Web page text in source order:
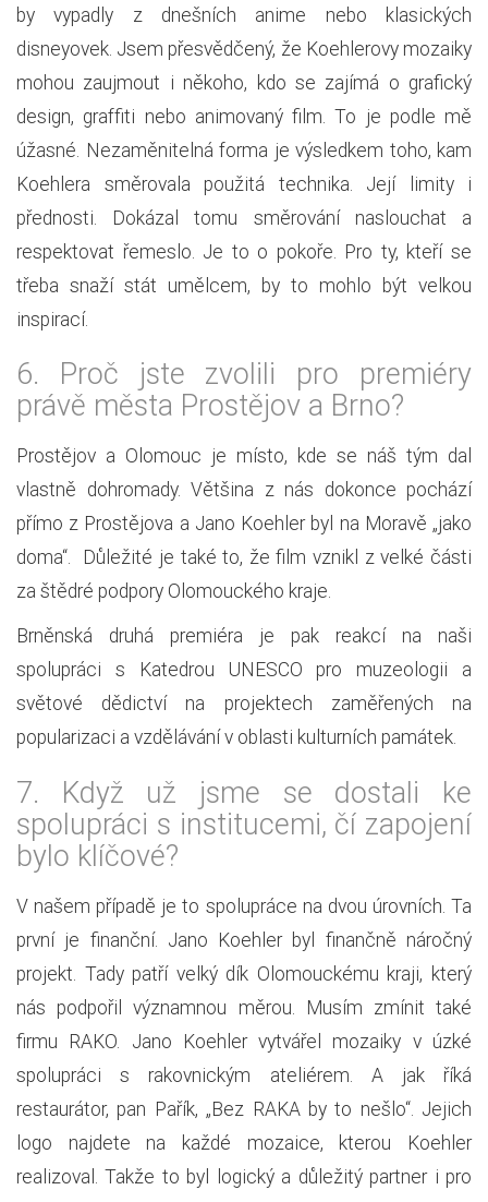
by vypadly z dnešních anime nebo klasických
disneyovek. Jsem přesvědčený, že Koehlerovy mozaiky
mohou zaujmout i někoho, kdo se zajímá o grafický
design, graffiti nebo animovaný film. To je podle mě
úžasné. Nezaměnitelná forma je výsledkem toho, kam
Koehlera směrovala použitá technika. Její limity i
přednosti. Dokázal tomu směrování naslouchat a
respektovat řemeslo. Je to o pokoře. Pro ty, kteří se
třeba snaží stát umělcem, by to mohlo být velkou
inspirací.
6.
Proč jste zvolili pro premiéry
právě města Prostějov a Brno?
Prostějov a Olomouc je místo, kde se náš tým dal
vlastně dohromady. Většina z nás dokonce pochází
přímo z Prostějova a Jano Koehler byl na Moravě „jako
doma“. Důležité je také to, že film vznikl z velké části
za štědré podpory Olomouckého kraje.
Brněnská druhá premiéra je pak reakcí na naši
spolupráci s Katedrou UNESCO pro muzeologii a
světové dědictví na projektech zaměřených na
popularizaci a vzdělávání v oblasti kulturních památek.
7.
Když už jsme se dostali ke
spolupráci s institucemi, čí zapojení
bylo klíčové?
V našem případě je to spolupráce na dvou úrovních. Ta
první je finanční. Jano Koehler byl finančně náročný
projekt. Tady patří velký dík Olomouckému kraji, který
nás podpořil významnou měrou. Musím zmínit také
firmu RAKO. Jano Koehler vytvářel mozaiky v úzké
spolupráci s rakovnickým ateliérem. A jak říká
restaurátor, pan Pařík, „Bez RAKA by to nešlo“. Jejich
logo najdete na každé mozaice, kterou Koehler
realizoval. Takže to byl logický a důležitý partner i pro